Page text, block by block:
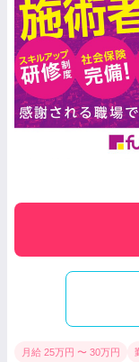
月給 25万円 〜 30万円